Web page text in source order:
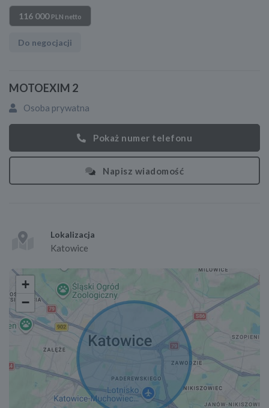
116 000 PLN netto
Do negocjacji
MOTOEXIM 2
Osoba prywatna
Pokaż numer telefonu
Napisz wiadomość
Lokalizacja
Katowice
+
−